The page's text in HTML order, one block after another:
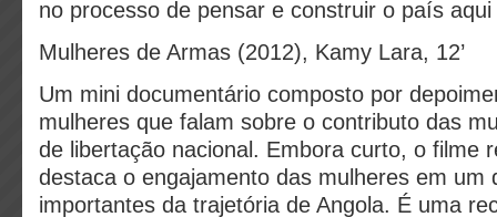
no processo de pensar e construir o país
Mulheres de Armas (2012), Kamy Lara, 12’
Um mini documentário composto por
mulheres que falam sobre o contributo das
de libertação nacional. Embora curto, o filme
destaca o engajamento das mulheres em um
importantes da trajetória de Angola. É uma